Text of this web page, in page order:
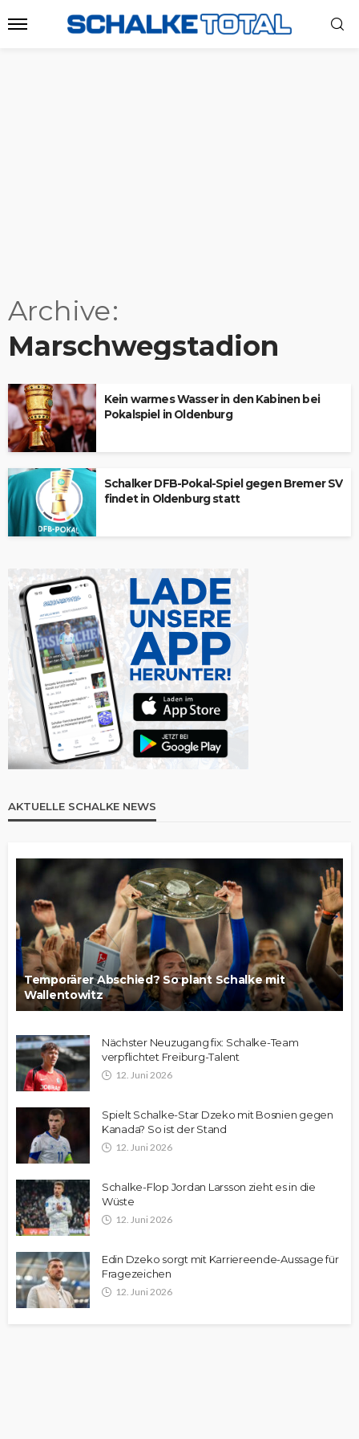
Archive
Marschwegstadion
Kein warmes Wasser in den Kabinen bei
Pokalspiel in Oldenburg
Schalker DFB-Pokal-Spiel gegen Bremer SV
findet in Oldenburg statt
AKTUELLE SCHALKE NEWS
Temporärer Abschied? So plant Schalke mit
Wallentowitz
Nächster Neuzugang fix: Schalke-Team
verpflichtet Freiburg-Talent
12. Juni 2026
Spielt Schalke-Star Dzeko mit Bosnien gegen
Kanada? So ist der Stand
12. Juni 2026
Schalke-Flop Jordan Larsson zieht es in die
Wüste
12. Juni 2026
Edin Dzeko sorgt mit Karriereende-Aussage für
Fragezeichen
12. Juni 2026